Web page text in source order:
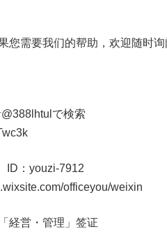
您需要我们的帮助，欢迎随时询
で検索
ID：youzi-7912
officeyou/weixin
経営・管理」签证